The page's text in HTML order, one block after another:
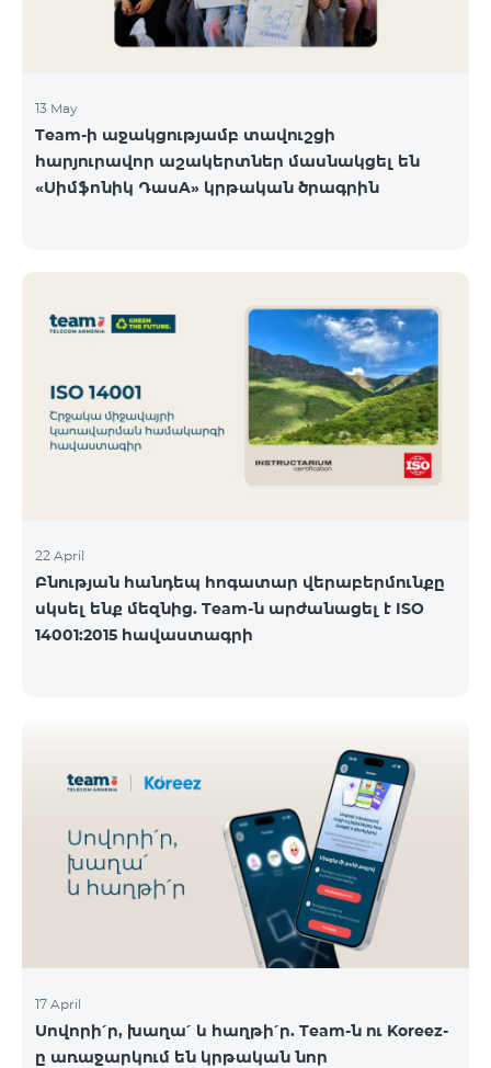
13 May
Team-ի աջակցությամբ տավուշցի
հարյուրավոր աշակերտներ մասնակցել են
«Սիմֆոնիկ ԴասA» կրթական ծրագրին
22 April
Բնության հանդեպ հոգատար վերաբերմունքը
սկսել ենք մեզնից. Team-ն արժանացել է ISO
14001:2015 հավաստագրի
17 April
Սովորի՛ր, խաղա՛ և հաղթի՛ր. Team-ն ու Koreez-
ը առաջարկում են կրթական նոր